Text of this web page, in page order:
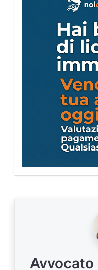
Avvocato